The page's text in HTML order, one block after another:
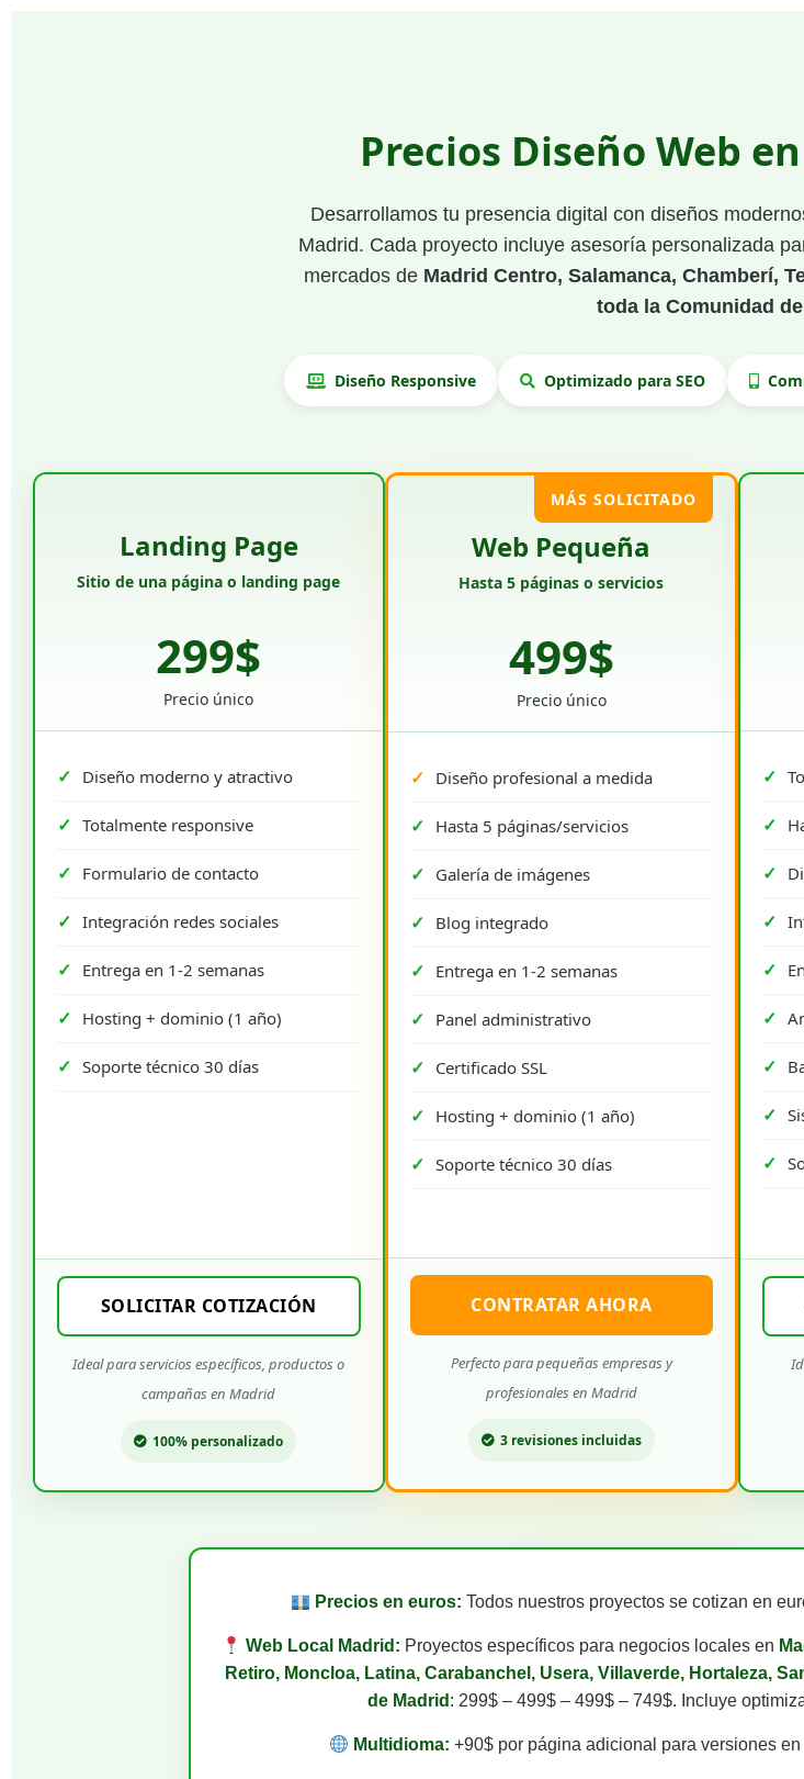
Precios Diseño Web
Desarrollamos tu presencia digital con diseños
Madrid. Cada proyecto incluye asesoría personalizada
mercados de Madrid Centro, Salamanca, Chamberí,
toda la Comunidad
Diseño Responsive Optimizado para SEO
Landing Page
Sitio de una página o landing page
299$
Precio único
Diseño moderno y atractivo
Totalmente responsive
Formulario de contacto
Integración redes sociales
Entrega en 1-2 semanas
Hosting + dominio (1 año)
Soporte técnico 30 días
SOLICITAR COTIZACIÓN
Ideal para servicios específicos, productos o
campañas en Madrid
100% personalizado
MÁS SOLICITADO
Web Pequeña
Hasta 5 páginas o servicios
499$
Precio único
Diseño profesional a medida
Hasta 5 páginas/servicios
Galería de imágenes
Blog integrado
Entrega en 1-2 semanas
Panel administrativo
Certificado SSL
Hosting + dominio (1 año)
Soporte técnico 30 días
CONTRATAR AHORA
Perfecto para pequeñas empresas y
profesionales en Madrid
3 revisiones incluidas
Precios en euros: Todos nuestros proyectos se cotizan en
Web Local Madrid: Proyectos específicos para negocios locales en
Retiro, Moncloa, Latina, Carabanchel, Usera, Villaverde, Hortaleza,
de Madrid : 299$ – 499$ – 499$ – 749$. Incluye
Multidioma: +90$ por página adicional para versiones